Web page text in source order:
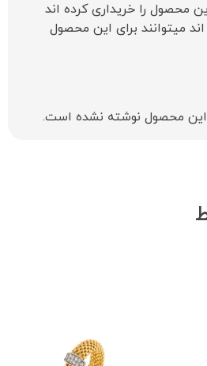
محصول نوشته نشده است.
محصول را خریداری کرده اند
میتوانند برای این محصول